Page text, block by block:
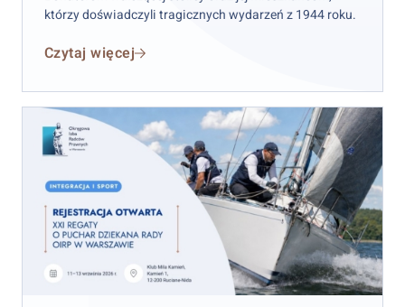
którzy doświadczyli tragicznych wydarzeń z 1944 roku.
Czytaj więcej